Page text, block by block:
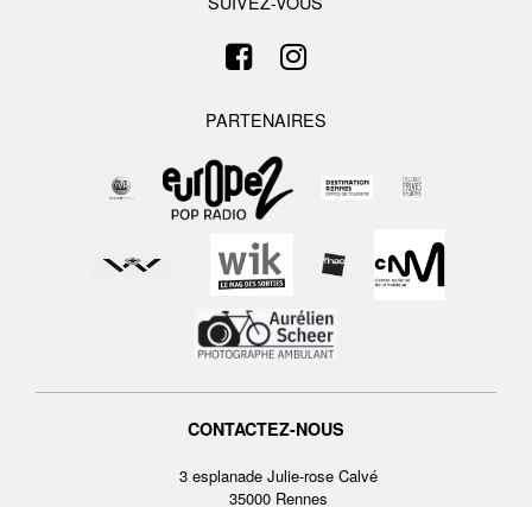
PARTENAIRES
CONTACTEZ-NOUS
3 esplanade Julie-rose Calvé
35000 Rennes